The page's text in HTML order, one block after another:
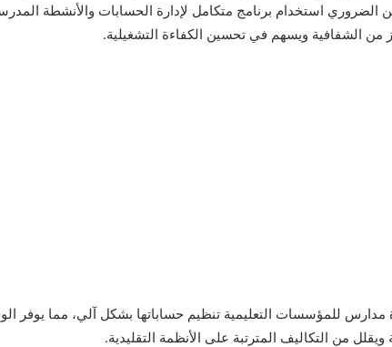
الضروري استخدام برنامج متكامل لإدارة الحسابات والأنشطة
من الشفافية ويسهم في تحسين الكفاءة التشغيلية.
مدارس للمؤسسات التعليمية تنظيم حساباتها بشكل آلي، مما يوفر
ويقلل من التكاليف المترتبة على الأنظمة التقليدية.